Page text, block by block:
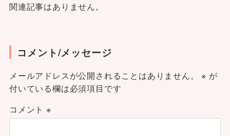
関連記事はありません。
コメント/メッセージ
メールアドレスが公開されることはありません。 ※ が
付いている欄は必須項目です
コメント ※